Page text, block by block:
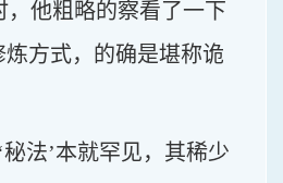
，他粗略的察看了一下
炼方式，的确是堪称诡
秘法’本就罕见，其稀少